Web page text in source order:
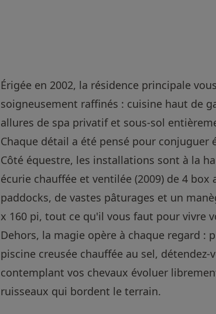
Érigée en 2002, la résidence principale
soigneusement raffinés : cuisine haut de
allures de spa privatif et sous-sol
Chaque détail a été pensé pour conjuguer
Côté équestre, les installations sont à la
écurie chauffée et ventilée (2009) de 4
paddocks, de vastes pâturages et un
x 160 pi, tout ce qu'il vous faut pour vivre
Dehors, la magie opère à chaque regard :
piscine creusée chauffée au sel,
contemplant vos chevaux évoluer
ruisseaux qui bordent le terrain.